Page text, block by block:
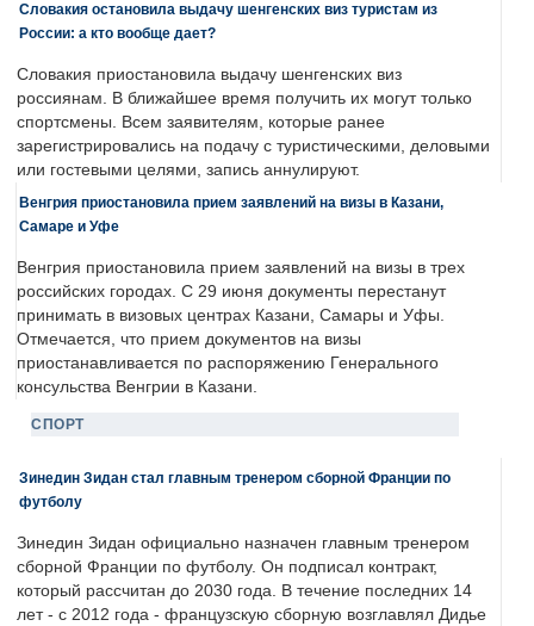
Словакия остановила выдачу шенгенских виз туристам из
России: а кто вообще дает?
Словакия приостановила выдачу шенгенских виз
россиянам. В ближайшее время получить их могут только
спортсмены. Всем заявителям, которые ранее
зарегистрировались на подачу с туристическими, деловыми
или гостевыми целями, запись аннулируют.
Венгрия приостановила прием заявлений на визы в Казани,
Самаре и Уфе
Венгрия приостановила прием заявлений на визы в трех
российских городах. С 29 июня документы перестанут
принимать в визовых центрах Казани, Самары и Уфы.
Отмечается, что прием документов на визы
приостанавливается по распоряжению Генерального
консульства Венгрии в Казани.
СПОРТ
Зинедин Зидан стал главным тренером сборной Франции по
футболу
Зинедин Зидан официально назначен главным тренером
сборной Франции по футболу. Он подписал контракт,
который рассчитан до 2030 года. В течение последних 14
лет - с 2012 года - французскую сборную возглавлял Дидье